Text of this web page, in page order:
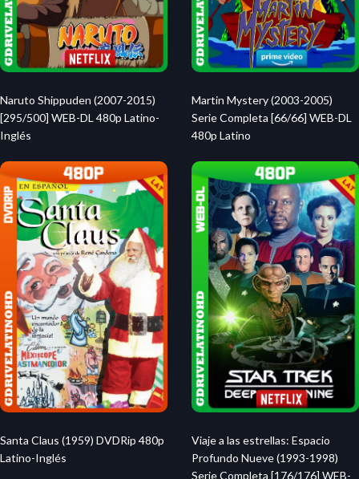
Naruto Shippuden (2007-2015)
[295/500] WEB-DL 480p Latino-
Inglés
Martin Mystery (2003-2005)
Serie Completa [66/66] WEB-DL
480p Latino
Santa Claus (1959) DVDRip 480p
Latino-Inglés
Viaje a las estrellas: Espacio
Profundo Nueve (1993-1998)
Serie Completa [176/176] WEB-